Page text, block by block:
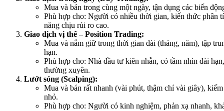
Mua và bán trong cùng một ngày, tận dụng các biến
Phù hợp cho: Người có nhiều thời gian, kiến thức phân
năng chịu rủi ro cao.
Giao dịch vị thế – Position Trading:
Mua và nắm giữ trong thời gian dài (tháng, năm), tập
hạn.
Phù hợp cho: Nhà đầu tư kiên nhẫn, có tầm nhìn dài
thường xuyên.
Lướt sóng (Scalping):
Mua và bán rất nhanh (vài phút, thậm chí vài giây),
nhỏ.
Phù hợp cho: Người có kinh nghiệm, phản xạ nhanh,